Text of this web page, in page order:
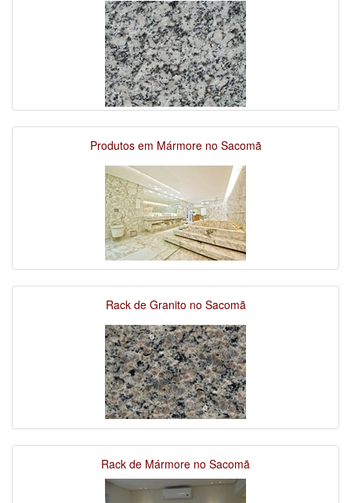
Produtos em Mármore no Sacomã
Rack de Granito no Sacomã
Rack de Mármore no Sacomã